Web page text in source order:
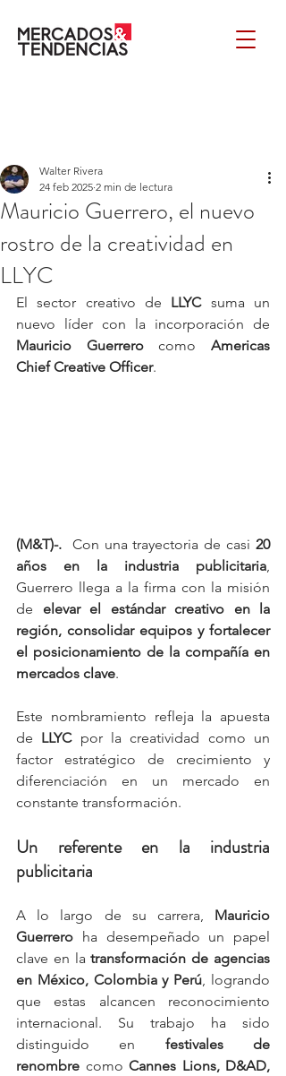
Mauricio Guerrero, el nuevo
rostro de la creatividad en
LLYC
Walter Rivera
24 feb 2025 2 min de lectura
El sector creativo de LLYC suma un
Mauricio Guerrero como Americas
Chief Creative Officer.
(M&T)-. Con una trayectoria de casi 20
años en la industria publicitaria,
Guerrero llega a la firma con la misión
de elevar el estándar creativo en la
región, consolidar equipos y fortalecer
el posicionamiento de la compañía en
mercados clave.
Este nombramiento refleja la apuesta
de LLYC por la creatividad como un
factor estratégico de crecimiento y
diferenciación en un mercado en
constante transformación.
Un referente en la industria
publicitaria
A lo largo de su carrera, Mauricio
Guerrero ha desempeñado un papel
clave en la transformación de agencias
en México, Colombia y Perú, logrando
que estas alcancen reconocimiento
internacional. Su trabajo ha sido
distinguido en festivales de
renombre como Cannes Lions, D&AD,